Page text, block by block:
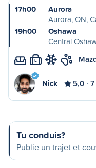
17h00
Aurora
Aurora, ON,
19h00
Oshawa
Central
L
Nick 5,0
Tu conduis?
Publie un trajet et